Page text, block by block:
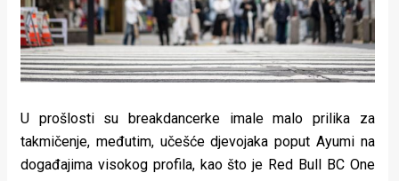
U prošlosti su breakdancerke imale malo prilika za
takmičenje, međutim, učešće djevojaka poput Ayumi na
događajima visokog profila, kao što je Red Bull BC One